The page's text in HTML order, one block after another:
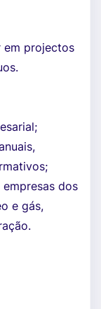
em projectos
dos
e gás,